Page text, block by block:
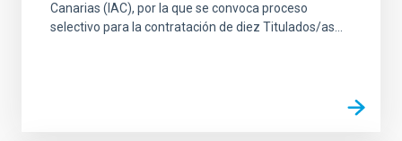
Canarias (IAC), por la que se convoca proceso
selectivo para la contratación de diez Titulados/as...